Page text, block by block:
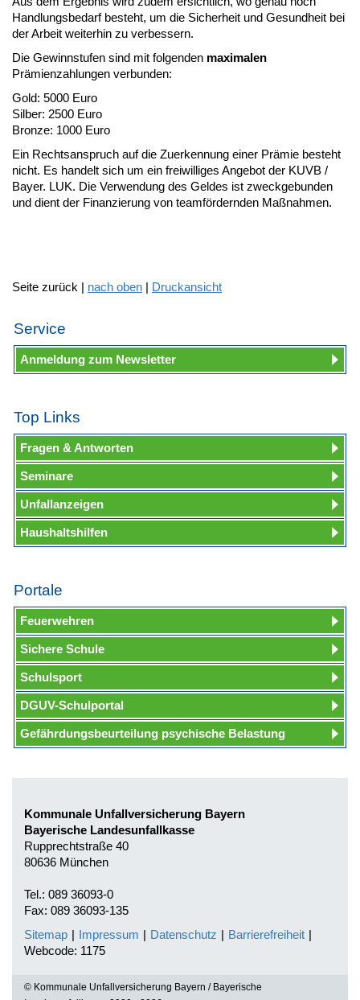
Handlungsbe­darf besteht, um die Sicherheit und Gesundheit bei
der Arbeit weiterhin zu verbessern.
Die Gewinnstufen sind mit folgenden maximalen
Prämienzahlungen verbunden:
Gold: 5000 Euro
Silber: 2500 Euro
Bronze: 1000 Euro
Ein Rechtsanspruch auf die Zuerkennung einer Prämie besteht
nicht. Es handelt sich um ein freiwilliges Angebot der KUVB /
Bayer. LUK. Die Verwendung des Geldes ist zweckgebunden
und dient der Finanzierung von teamfördernden Maßnahmen.
Seite zurück | nach oben | Druckansicht
Service
Anmeldung zum Newsletter
Top Links
Fragen & Antworten
Seminare
Unfallanzeigen
Haushaltshilfen
Portale
Feuerwehren
Sichere Schule
Schulsport
DGUV-Schulportal
Gefährdungsbeurteilung psychische Belastung
Kommunale Unfallversicherung Bayern
Bayerische Landesunfallkasse
Rupprechtstraße 40
80636 München
Tel.: 089 36093-0
Fax: 089 36093-135
Sitemap | Impressum | Datenschutz | Barrierefreiheit |
Webcode: 1175
© Kommunale Unfallversicherung Bayern / Bayerische